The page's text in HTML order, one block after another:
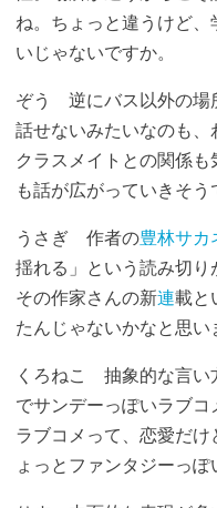
ね。ちょっと違うけど
いじゃないですか。
ぞう
逆にバス以外の場
話せないみたいなのも
クラスメイトとの関係
も話が広がっていきそう
うさぎ作者の豊林サカ
揺れる」という読み切り
その作家さんの新連載と
たんじゃないかなと思い
くろねこ
抽象的な言い
でサンデーっぽいラブ
ラブコメって、恋愛だ
ょっとファンタジーっぽ